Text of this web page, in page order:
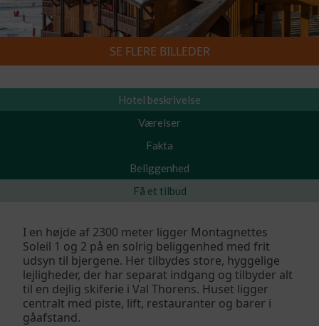
SE FLERE BILLEDER
Montagnettes Soleil 1
Hotel beskrivelse
Værelser
Fakta
Beliggenhed
Få et tilbud
I en højde af 2300 meter ligger Montagnettes
Soleil 1 og 2 på en solrig beliggenhed med frit
udsyn til bjergene. Her tilbydes store, hyggelige
lejligheder, der har separat indgang og tilbyder alt
til en dejlig skiferie i Val Thorens. Huset ligger
centralt med piste, lift, restauranter og barer i
gåafstand.